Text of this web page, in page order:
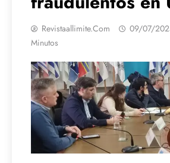
Revistaallimite.com 09/07/
Minutos